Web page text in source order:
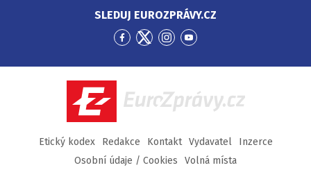
SLEDUJ EUROZPRÁVY.CZ
Přejít
Facebook
Přejít
Twitter
Přejít
Instagram
Přejít
YouTube
EuroZprávy.cz
Etický kodex Redakce Kontakt Vydavatel
Inzerce
Osobní údaje / Cookies
Volná místa